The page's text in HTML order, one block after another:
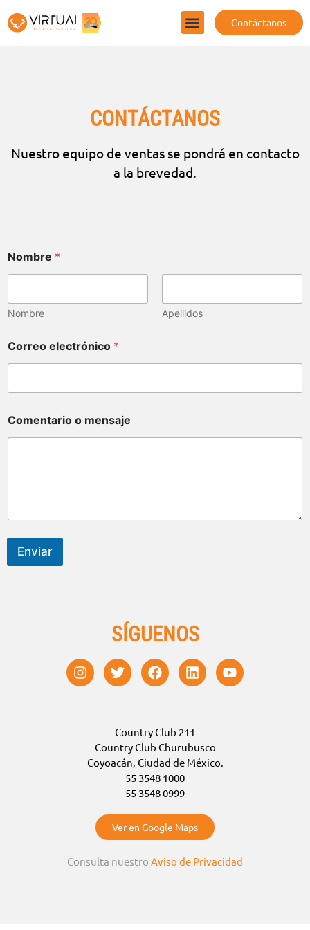
Contáctanos
CONTÁCTANOS
Nuestro equipo de ventas se pondrá en contacto
a la brevedad.
SÍGUENOS
Country Club 211
Country Club Churubusco
Coyoacán, Ciudad de México.
55 3548 1000
55 3548 0999
Ver en Google Maps
Consulta nuestro Aviso de Privacidad
Nombre *
Nombre Apellidos
Correo electrónico *
Comentario o mensaje
Enviar